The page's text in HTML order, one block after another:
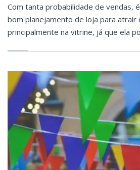
Com tanta probabilidade de vendas,
bom planejamento de loja para atrair
principalmente na vitrine, já que ela